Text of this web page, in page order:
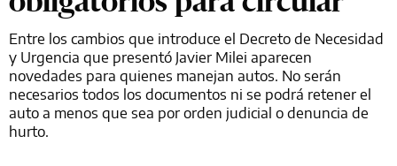
Entre los cambios que introduce el Decreto de Necesidad
y Urgencia que presentó Javier Milei aparecen
novedades para quienes manejan autos. No serán
necesarios todos los documentos ni se podrá retener el
auto a menos que sea por orden judicial o denuncia de
hurto.